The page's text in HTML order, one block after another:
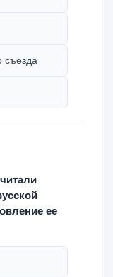
съезда
ее